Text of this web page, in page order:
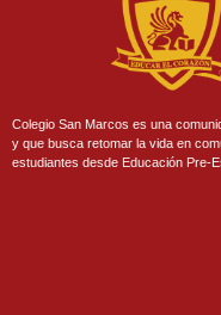
Colegio San Marcos es una
y que busca retomar la vida en
estudiantes desde Educación Pre-